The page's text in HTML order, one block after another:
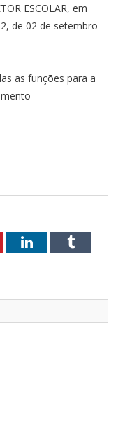
ESCOLAR, em
de 02 de setembro
as funções para a
LinkedInTumblr